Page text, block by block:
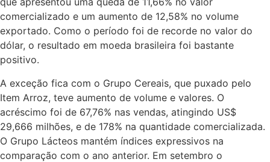
comercializado e um aumento de 12,58% no volume
exportado. Como o período foi de recorde no valor do
dólar, o resultado em moeda brasileira foi bastante
positivo.
A exceção fica com o Grupo Cereais, que puxado pelo
Item Arroz, teve aumento de volume e valores. O
acréscimo foi de 67,76% nas vendas, atingindo US$
29,666 milhões, e de 178% na quantidade comercializada.
O Grupo Lácteos mantém índices expressivos na
comparação com o ano anterior. Em setembro o